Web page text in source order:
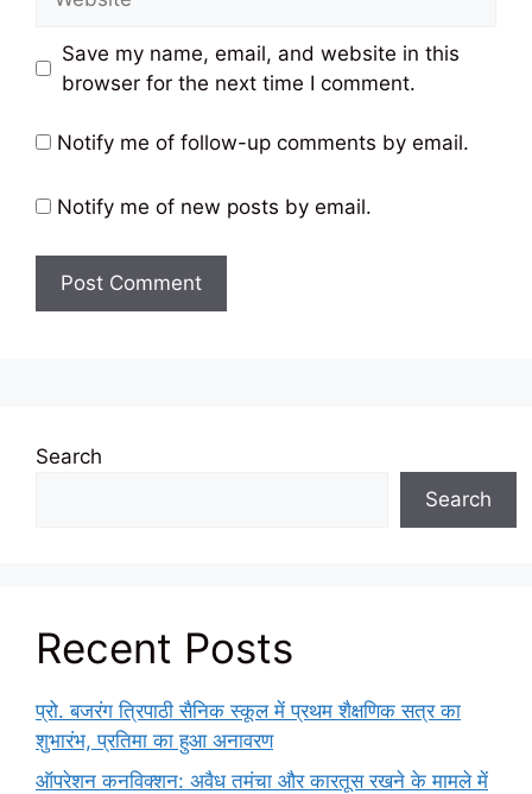
Save my name, email, and website in this
browser for the next time I comment.
Notify me of follow-up comments by email.
Notify me of new posts by email.
Search
Search
Recent Posts
प्रो. बजरंग त्रिपाठी सैनिक स्कूल में प्रथम शैक्षणिक सत्र का
शुभारंभ, प्रतिमा का हुआ अनावरण
ऑपरेशन कनविक्शन: अवैध तमंचा और कारतूस रखने के मामले में